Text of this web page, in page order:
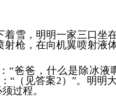
雪，明明一家三口坐
枪，在向机翼喷射液
爸爸，什么是除冰液
“（见答案2）”。明明
过程。